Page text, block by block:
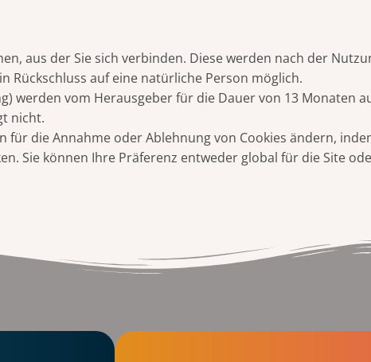
aus der Sie sich verbinden. Diese werden nach der
Rückschluss auf eine natürliche Person möglich.
werden vom Herausgeber für die Dauer von 13 Monaten
nicht.
die Annahme oder Ablehnung von Cookies ändern,
Sie können Ihre Präferenz entweder global für die Site